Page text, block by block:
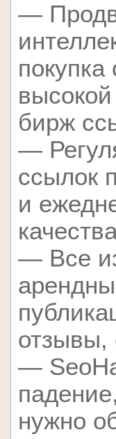
—
бирж
—
ссылок
и
— Все
отзывы,
—
нужно